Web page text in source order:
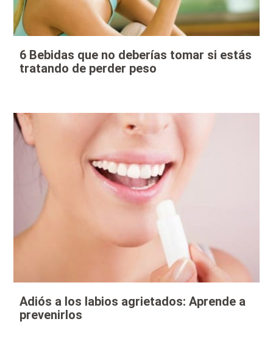
6 Bebidas que no deberías tomar si estás
tratando de perder peso
Adiós a los labios agrietados: Aprende a
prevenirlos